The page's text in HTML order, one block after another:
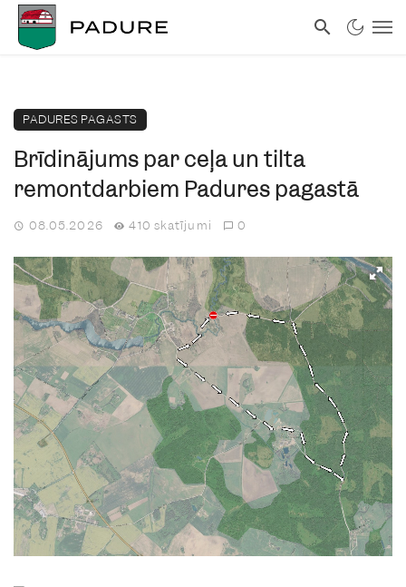
PADURES PAGASTS
Brīdinājums par ceļa un tilta
remontdarbiem Padures pagastā
08.05.2026 410 skatījumi 0